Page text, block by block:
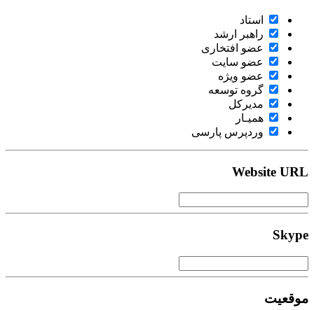
استاد
راهبر ارشد
عضو افتخاری
عضو سایت
عضو ویژه
گروه توسعه
مدیرکل
همیـار
وردپرس پارسی
Website URL
Skype
موقعیت